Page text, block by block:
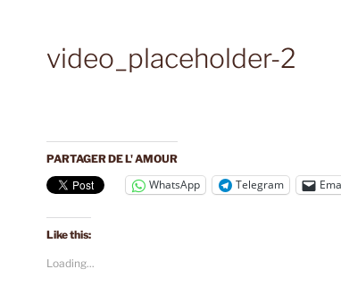
video_placeholder-2
PARTAGER DE L' AMOUR
WhatsApp Telegram
Like this:
Loading...